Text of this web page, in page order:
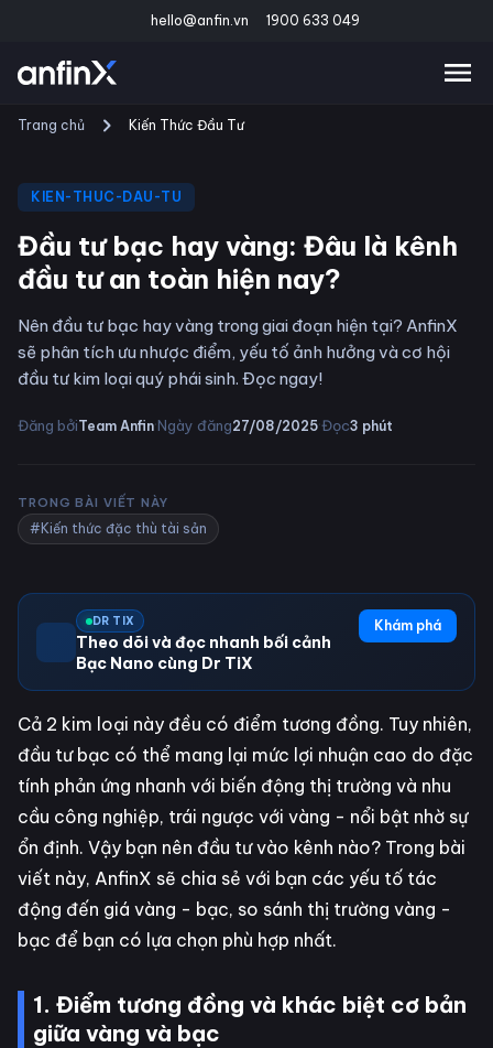
hello@anfin.vn 1900 633 049
Trang chủ Kiến Thức Đầu Tư
KIEN-THUC-DAU-TU
Đầu tư bạc hay vàng: Đâu là kênh
đầu tư an toàn hiện nay?
Nên đầu tư bạc hay vàng trong giai đoạn hiện tại? AnfinX
sẽ phân tích ưu nhược điểm, yếu tố ảnh hưởng và cơ hội
đầu tư kim loại quý phái sinh. Đọc ngay!
Đăng bởiTeam Anfin·Ngày đăng27/08/2025·Đọc3 phút
TRONG BÀI VIẾT NÀY
#Kiến thức đặc thù tài sản
DR TIX
Theo dõi và đọc nhanh bối cảnh
Bạc Nano cùng Dr TiX
Khám phá
Cả 2 kim loại này đều có điểm tương đồng. Tuy nhiên,
đầu tư bạc có thể mang lại mức lợi nhuận cao do đặc
tính phản ứng nhanh với biến động thị trường và nhu
cầu công nghiệp, trái ngược với vàng - nổi bật nhờ sự
ổn định. Vậy bạn nên đầu tư vào kênh nào? Trong bài
viết này, AnfinX sẽ chia sẻ với bạn các yếu tố tác
động đến giá vàng - bạc, so sánh thị trường vàng -
bạc để bạn có lựa chọn phù hợp nhất.
1. Điểm tương đồng và khác biệt cơ bản
giữa vàng và bạc